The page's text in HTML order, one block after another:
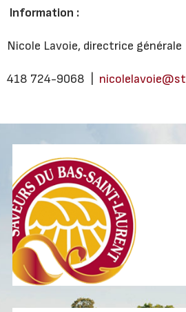
Information :
Nicole Lavoie, directrice générale
418 724-9068 |